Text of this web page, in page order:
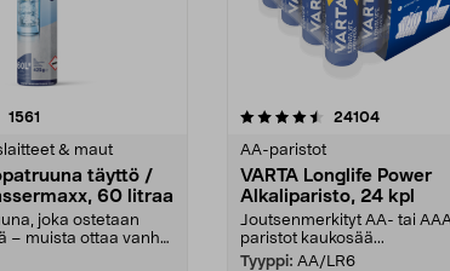
1561
& maut
täyttö /
60 litraa
joka ostetaan
– muista ottaa vanha
24104arvostelut
AA-paristot
VARTA Longlife Power
Alkaliparisto, 24 kpl
Joutsenmerkityt AA- tai
paristot kaukosää...
Tyyppi: AA/LR6
4.5viidestä